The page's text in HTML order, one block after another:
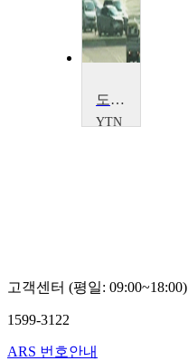
도시인의 스트레스, 도로 교통 소음
YTN
고객센터 (평일: 09:00~18:00)
1599-3122
ARS 번호안내